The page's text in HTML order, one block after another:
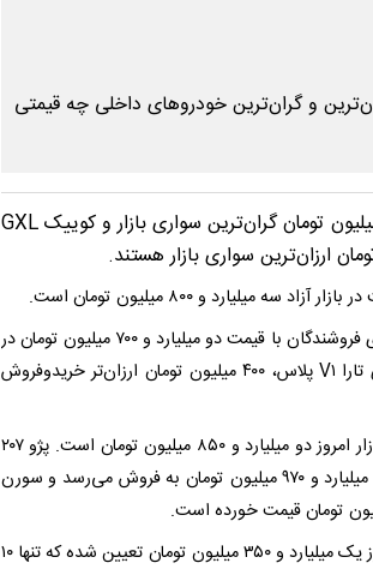
ری‌را با قیمت سه میلیارد و ۸۰۰ میلیون تومان گران‌ترین سواری بازار و کوییک GXL
فرارو نوشت: تارا اتوماتیک V۴ از سوی فروشندگان با قیمت دو میلیارد و ۷۰۰ میلیون تومان در
بازار عرضه شده است. نسخه دنده‌ای تارا V۱ پلاس، ۴۰۰ میلیون تومان ارزان‌تر خریدوفروش
قیمت دناپلاس اتوماتیک آپشنال در بازار امروز دو میلیارد و ۸۵۰ میلیون تومان است. پژو ۲۰۷
اتوماتیک سقف شیشه‌ای با قیمت دو میلیارد و ۹۷۰ میلیون تومان به فروش می‌رسد و سورن
قیمت ساینا S بنزینی در بازار آزاد امروز یک میلیارد و ۳۵۰ میلیون تومان تعیین شده که تنها ۱۰